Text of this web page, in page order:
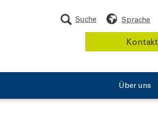
Über uns
Sprache
Suche
Kontakt